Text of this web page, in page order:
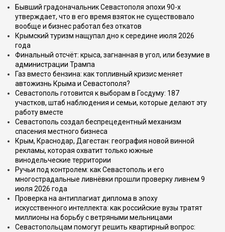
Бывший градоначальник Севастополя эпохи 90-х
утверждает, что в его время взяток не существовало
вообще и бизнес работал без откатов
Крымский туризм нащупал дно к середине июля 2026
года
Финальный отсчёт: крыса, загнанная в угол, или безумие в
администрации Трампа
Газ вместо бензина: как топливный кризис меняет
автожизнь Крыма и Севастополя?
Севастополь готовится к выборам в Госдуму: 187
участков, штаб наблюдения и семьи, которые делают эту
работу вместе
Севастополь создал беспрецедентный механизм
спасения местного бизнеса
Крым, Краснодар, Дагестан: география новой винной
рекламы, которая охватит только южные
винодельческие территории
Ручьи под контролем: как Севастополь и его
многострадальные ливнёвки прошли проверку ливнем 9
июля 2026 года
Проверка на антиплагиат диплома в эпоху
искусственного интеллекта: как российские вузы тратят
миллионы на борьбу с ветряными мельницами
Севастопольцам помогут решить квартирный вопрос: